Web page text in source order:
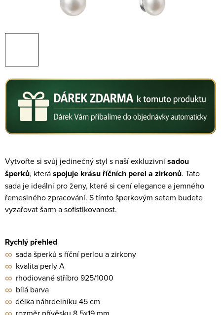
Vytvořte si svůj jedinečný styl s naší exkluzivnísadou
šperků, kteráspojuje krásu říčních perel a zirkonů. Tato
sada je ideální pro ženy, které si cení elegance a jemného
řemeslného zpracování. S tímto šperkovým setem budete
vyzařovat šarm a sofistikovanost.
Rychlý přehled
∞ sada šperků s říční perlou a zirkony
∞ kvalita perly A
∞ rhodiované stříbro 925/1000
∞ bílá barva
∞ délka náhrdelníku 45 cm
rozměr přívěsku 8,5x19 mm